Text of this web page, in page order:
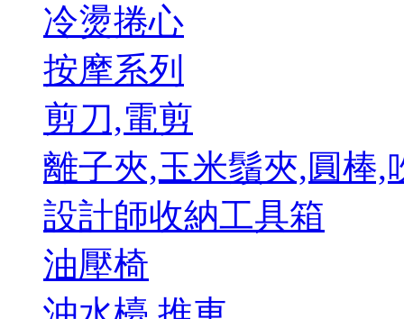
冷燙捲心
按摩系列
剪刀,電剪
離子夾,玉米鬚夾,圓棒,
設計師收納工具箱
油壓椅